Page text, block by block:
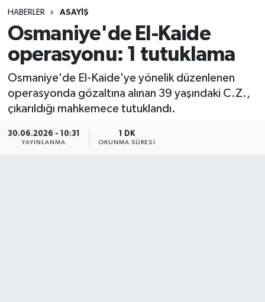
HABERLER ASAYIŞ
Osmaniye'de El-Kaide
operasyonu: 1 tutuklama
Osmaniye'de El-Kaide'ye yönelik düzenlenen
operasyonda gözaltına alınan 39 yaşındaki C.Z.,
çıkarıldığı mahkemece tutuklandı.
30.06.2026 - 10:31
YAYINLANMA
1 DK
OKUNMA SÜRESI
Spor
Teknoloji
Yaşam